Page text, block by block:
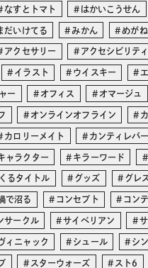
なすとトマト はかいこうせん
だいけてる みかん めがね
アクセサリー アクセシビリティ
イラスト ウイスキー
ー オフィス オマージュ
オンラインオフライン
カロリーメイト カンティレバー
ャラクター キラーワード
るタイトル グッズ グレ
で沼る コンセプト コン
サークル サイベリアン
ィニャック シュール シン
スターウォーズ スト6